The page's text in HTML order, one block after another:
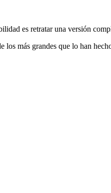
es retratar una versión
los más grandes que lo han